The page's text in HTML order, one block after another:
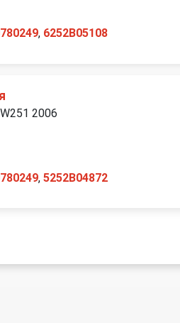
, 6252B05108
2006
,5252B04872